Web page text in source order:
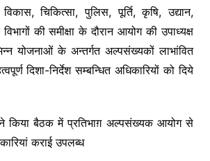
चिकित्सा, पुलिस, पूर्ति, कृषि, उद्यान,
की समीक्षा के दौरान आयोग की उपाध्यक्ष
योजनाओं के अन्तर्गत अल्पसंख्यकों लाभांवित
दिशा-निर्देश सम्बन्धित अधिकारियों को दिये
ने किया बैठक में प्रतिभाग़ अल्पसंख्यक आयोग से
कराई उपलब्ध